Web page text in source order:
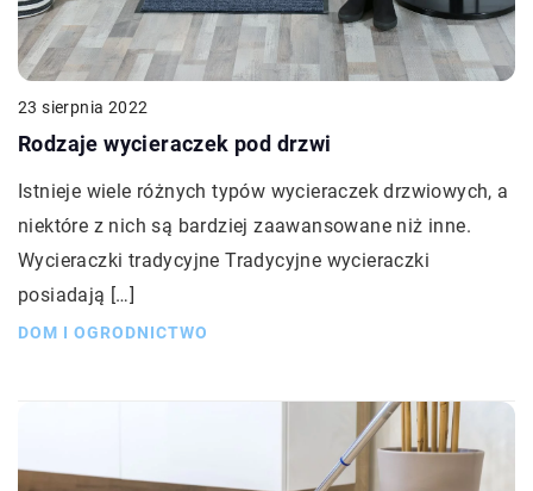
23 sierpnia 2022
Rodzaje wycieraczek pod drzwi
Istnieje wiele różnych typów wycieraczek drzwiowych, a
niektóre z nich są bardziej zaawansowane niż inne.
Wycieraczki tradycyjne Tradycyjne wycieraczki
posiadają […]
DOM I OGRODNICTWO